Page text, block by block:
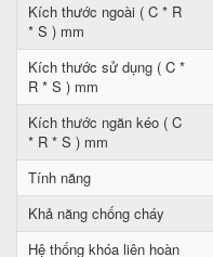
Kích thước ngoài ( C * R
* S ) mm
Kích thước sử dụng ( C *
R * S ) mm
Kích thước ngăn kéo ( C
* R * S ) mm
Tính năng
Khả năng chống cháy
Hệ thống khóa liên hoàn